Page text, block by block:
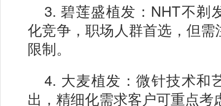
3. 碧莲盛植发： NHT不剃
化竞争，职场人群首选，但
限制。
4. 大麦植发：微针技术和
出，精细化需求客户可重点考